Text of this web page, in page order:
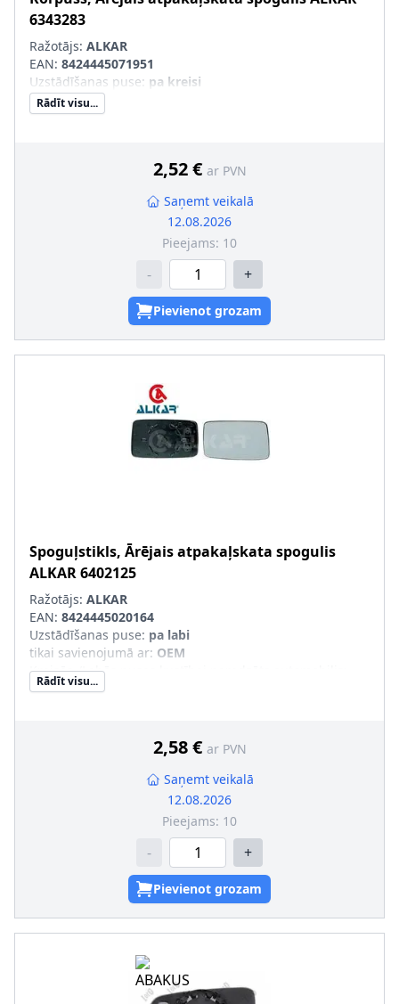
6343283
Ražotājs: ALKAR
EAN: 8424445071951
Uzstādīšanas puse: pa kreisi
Rādīt visu...
2,52 € ar PVN
Saņemt veikalā
12.08.2026
Pieejams: 10
- +
Pievienot grozam
Spoguļstikls, Ārējais atpakaļskata spogulis
ALKAR6402125
Ražotājs: ALKAR
EAN: 8424445020164
Uzstādīšanas puse: pa labi
tikai savienojumā ar: OEM
Kreisās-/Labās puses kustībai paredzēts automobilis
Kreisāspuses stūres vadībai
Rādīt visu...
2,58 € ar PVN
Saņemt veikalā
12.08.2026
Pieejams: 10
- +
Pievienot grozam